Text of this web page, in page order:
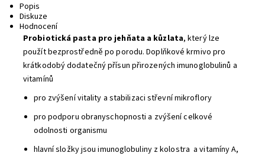
Popis
Diskuze
Hodnocení
Probiotická pasta pro jehňata a kůzlata, který lze
použít bezprostředně po porodu. Doplňkové krmivo pro
krátkodobý dodatečný přísun přirozených imunoglobulinů a
vitamínů
pro zvýšení vitality a stabilizaci střevní mikroflory
pro podporu obranyschopnosti a zvýšení celkové
odolnosti organismu
hlavní složky jsou imunoglobuliny z kolostra a vitamíny A,